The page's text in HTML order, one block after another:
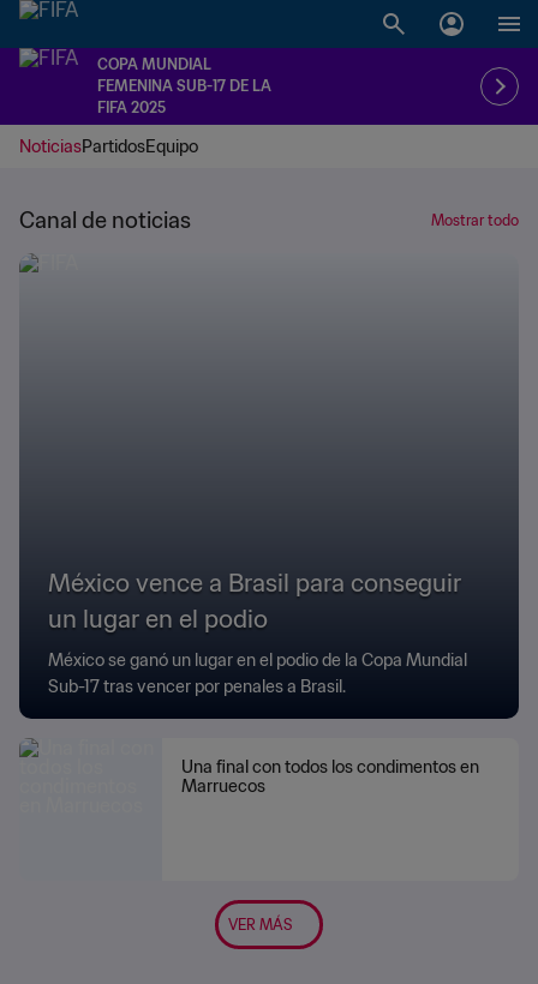
COPA MUNDIAL
FEMENINA SUB-17 DE LA
FIFA 2025
NoticiasPartidosEquipo
Canal de noticias Mostrar todo
México vence a Brasil para conseguir
un lugar en el podio
México se ganó un lugar en el podio de la Copa Mundial
Sub-17 tras vencer por penales a Brasil.
Una final con todos los condimentos en
Marruecos
VER MÁS